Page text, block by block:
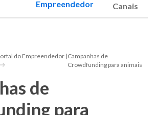
Empreendedor
Canais
do Empreendedor |Campanhas de
Crowdfunding para animais
de
para